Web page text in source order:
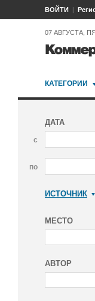
ВОЙТИ
07 АВГУСТА,
КАТЕГОРИИ
ДАТА
с
по
ИСТОЧНИК
МЕСТО
АВТОР